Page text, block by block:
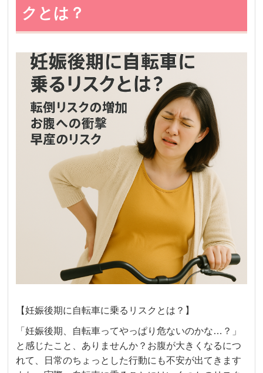
クとは？
【妊娠後期に自転車に乗るリスクとは？】
「妊娠後期、自転車ってやっぱり危ないのかな…？」
と感じたこと、ありませんか？お腹が大きくなるにつ
れて、日常のちょっとした行動にも不安が出てきます